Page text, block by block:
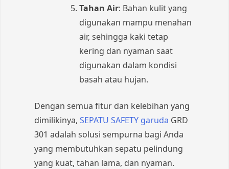
Tahan Air: Bahan kulit yang
digunakan mampu menahan
air, sehingga kaki tetap
kering dan nyaman saat
digunakan dalam kondisi
basah atau hujan.
Dengan semua fitur dan kelebihan yang
dimilikinya, SEPATU SAFETY garuda GRD
301 adalah solusi sempurna bagi Anda
yang membutuhkan sepatu pelindung
yang kuat, tahan lama, dan nyaman.